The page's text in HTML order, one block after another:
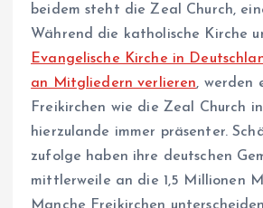
beidem steht die Zeal Church,
Während die katholische Kirche
Evangelische Kirche in
an Mitgliedern verlieren, werden
Freikirchen wie die Zeal Church
hierzulande immer präsenter.
zufolge haben ihre deutschen
mittlerweile an die 1,5 Millionen
Manche Freikirchen